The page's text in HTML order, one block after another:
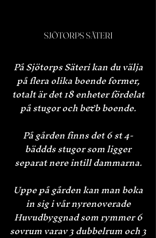
SJÖTORPS SÄTERI
På Sjötorps Säteri kan du välja
på flera olika boende former,
totalt är det 18 enheter fördelat
på stugor och b&b boende.
På gården finns det 6 st 4-
bäddds stugor som ligger
separat nere intill dammarna.
Uppe på gården kan man boka
in sig i vår nyrenoverade
Huvudbyggnad som rymmer 6
sovrum varav 3 dubbelrum och 3